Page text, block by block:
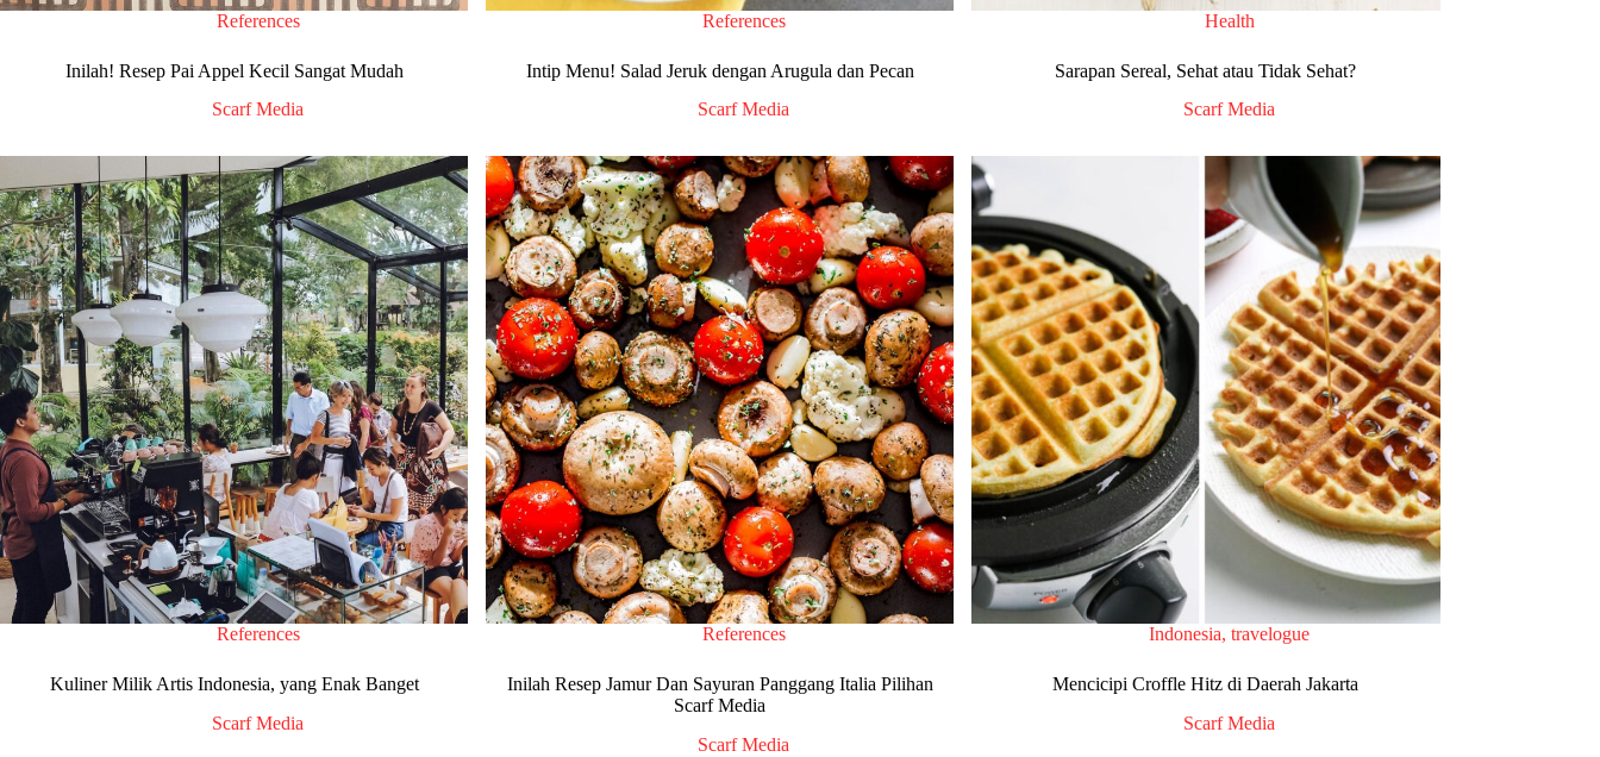
References
Inilah! Resep Pai Appel Kecil Sangat Mudah
Scarf Media
References
Intip Menu! Salad Jeruk dengan Arugula dan Pecan
Scarf Media
Health
Sarapan Sereal, Sehat atau Tidak Sehat?
Scarf Media
References
Kuliner Milik Artis Indonesia, yang Enak Banget
Scarf Media
References
Inilah Resep Jamur Dan Sayuran Panggang Italia Pilihan
Scarf Media
Scarf Media
Indonesia,travelogue
Mencicipi Croffle Hitz di Daerah Jakarta
Scarf Media